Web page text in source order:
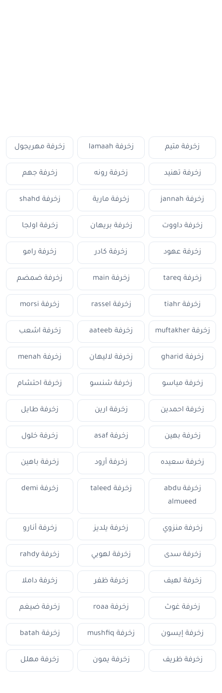
زخرفة متيم زخرفة lamaah زخرفة مهريجول
زخرفة تهنيد زخرفة رونه زخرفة جهم
زخرفة jannah زخرفة مارية زخرفة shahd
زخرفة داووت زخرفة بريهان زخرفة اولجا
زخرفة عهود زخرفة كادر زخرفة رامو
زخرفة tareq زخرفة main زخرفة ضمضم
زخرفة tiahr زخرفة rassel زخرفة morsi
زخرفة muftakher زخرفة aateeb زخرفة اشعب
زخرفة gharid زخرفة لاليهان زخرفة menah
زخرفة مياسو زخرفة شنسو زخرفة احتشام
زخرفة احمدين زخرفة ارين زخرفة طايل
زخرفة بهين زخرفة asaf زخرفة خلول
زخرفة سعيده زخرفة أرود زخرفة باهين
زخرفة abdu
almueed
زخرفة taleed زخرفة demi
زخرفة منزوي زخرفة يلديز زخرفة أنارو
زخرفة سدى زخرفة لهوبي زخرفة rahdy
زخرفة لهيف زخرفة ظفر زخرفة داملا
زخرفة غوث زخرفة roaa زخرفة ضيغم
زخرفة إيسون زخرفة mushfiq زخرفة batah
زخرفة ظريف زخرفة يمون زخرفة مهلل